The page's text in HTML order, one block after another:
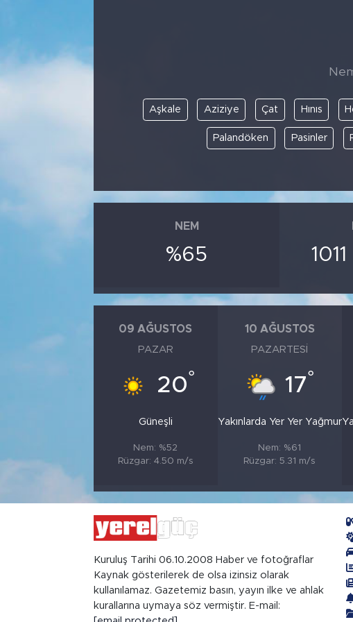
Aşkale Aziziye Çat Hınıs
Palandöken Pasinler
NEM
%65
09 AĞUSTOS
PAZAR
20°
Güneşli
Nem: %52
Rüzgar: 4.50 m/s
10 AĞUSTOS
PAZARTESI
17°
Yakınlarda Yer Yer Yağmur
Nem: %61
Rüzgar: 5.31 m/s
Kuruluş Tarihi 06.10.2008 Haber ve fotoğraflar
Kaynak gösterilerek de olsa izinsiz olarak
kullanılamaz. Gazetemiz basın, yayın ilke ve ahlak
kurallarına uymaya söz vermiştir. E-mail: